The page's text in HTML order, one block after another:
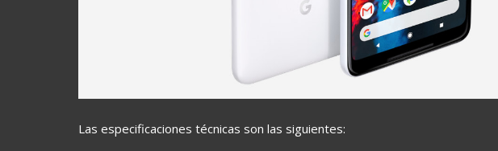
Las especificaciones técnicas son las siguientes: